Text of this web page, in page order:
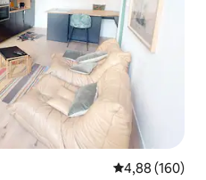
Vidutinis
4,88 (160)